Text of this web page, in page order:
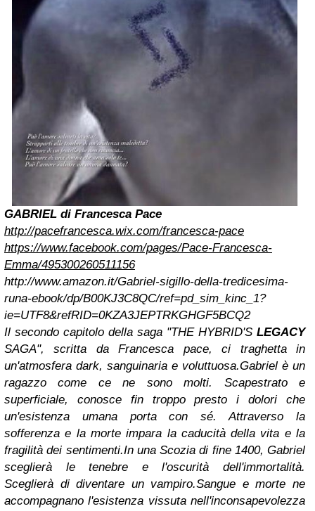
GABRIEL di Francesca Pace
http://pacefrancesca.wix.com/francesca-pace
https://www.facebook.com/pages/Pace-Francesca-
Emma/495300260511156
http://www.amazon.it/Gabriel-sigillo-della-tredicesima-
runa-ebook/dp/B00KJ3C8QC/ref=pd_sim_kinc_1?
ie=UTF8&refRID=0KZA3JEPTRKGHGF5BCQ2
Il secondo capitolo della saga "THE HYBRID'S LEGACY
SAGA", scritta da Francesca pace, ci traghetta in
un'atmosfera dark, sanguinaria e voluttuosa.Gabriel è un
ragazzo come ce ne sono molti. Scapestrato e
superficiale, conosce fin troppo presto i dolori che
un'esistenza umana porta con sé. Attraverso la
sofferenza e la morte impara la caducità della vita e la
fragilità dei sentimenti.In una Scozia di fine 1400, Gabriel
sceglierà le tenebre e l'oscurità dell'immortalità.
Sceglierà di diventare un vampiro.Sangue e morte ne
accompagnano l'esistenza vissuta nell'inconsapevolezza